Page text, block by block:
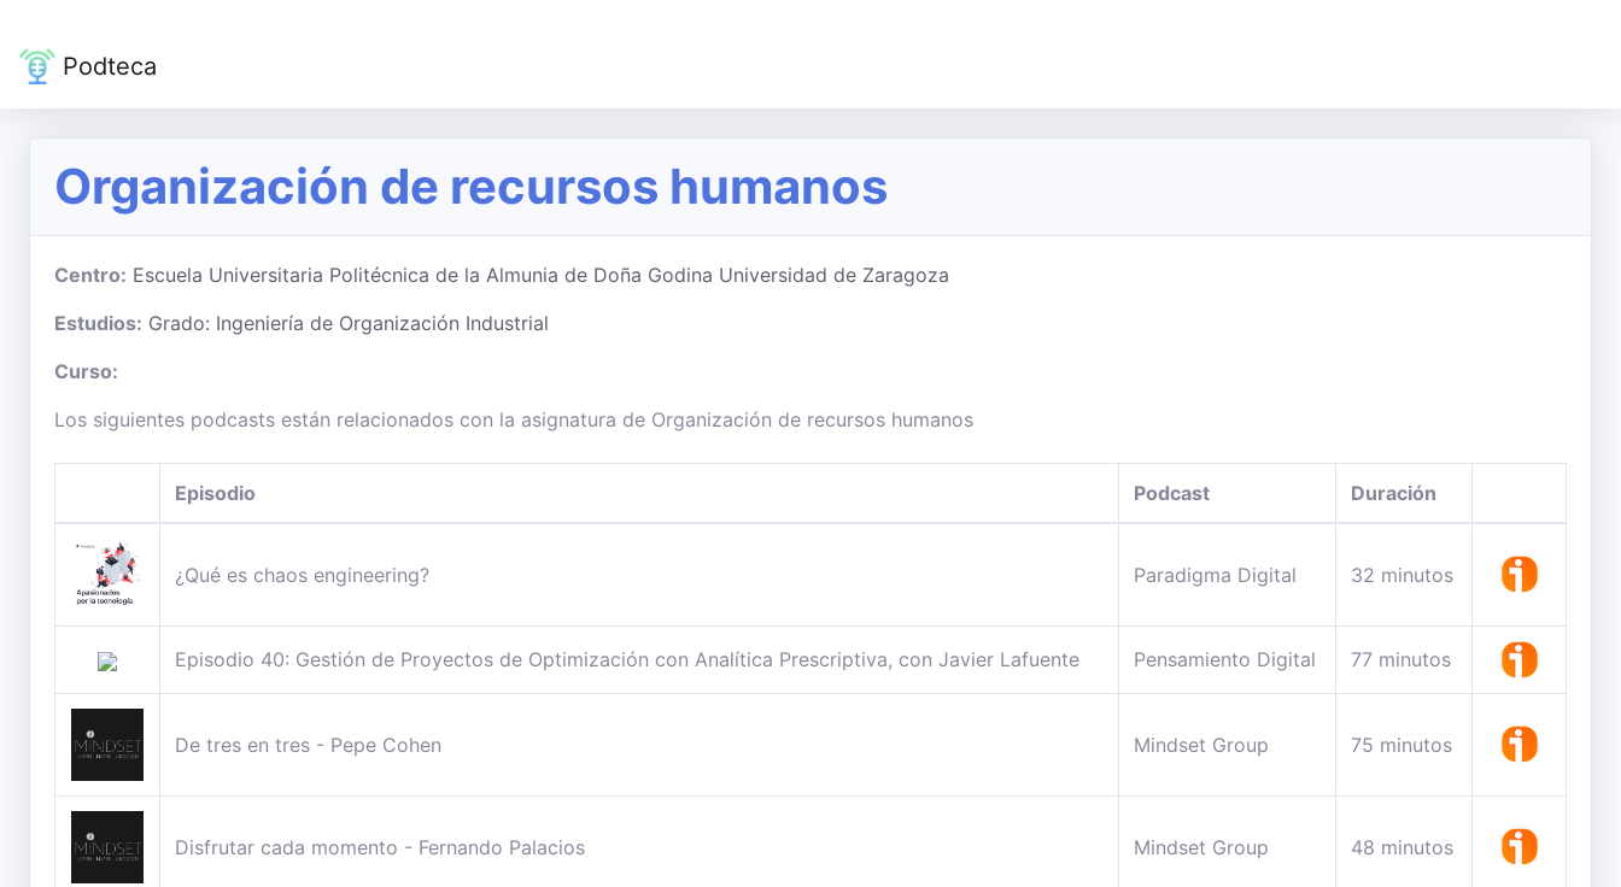
Podteca
Organización de recursos humanos
Centro: Escuela Universitaria Politécnica de la Almunia de Doña Godina Universidad de Zaragoza
Estudios: Grado: Ingeniería de Organización Industrial
Curso:
Los siguientes podcasts están relacionados con la asignatura de Organización de recursos humanos
Episodio Podcast Duración
¿Qué es chaos engineering? Paradigma Digital 32 minutos
Episodio 40: Gestión de Proyectos de Optimización con Analítica Prescriptiva, con Javier Lafuente Pensamiento Digital 77 minutos
De tres en tres - Pepe Cohen Mindset Group 75 minutos
Disfrutar cada momento - Fernando Palacios Mindset Group 48 minutos